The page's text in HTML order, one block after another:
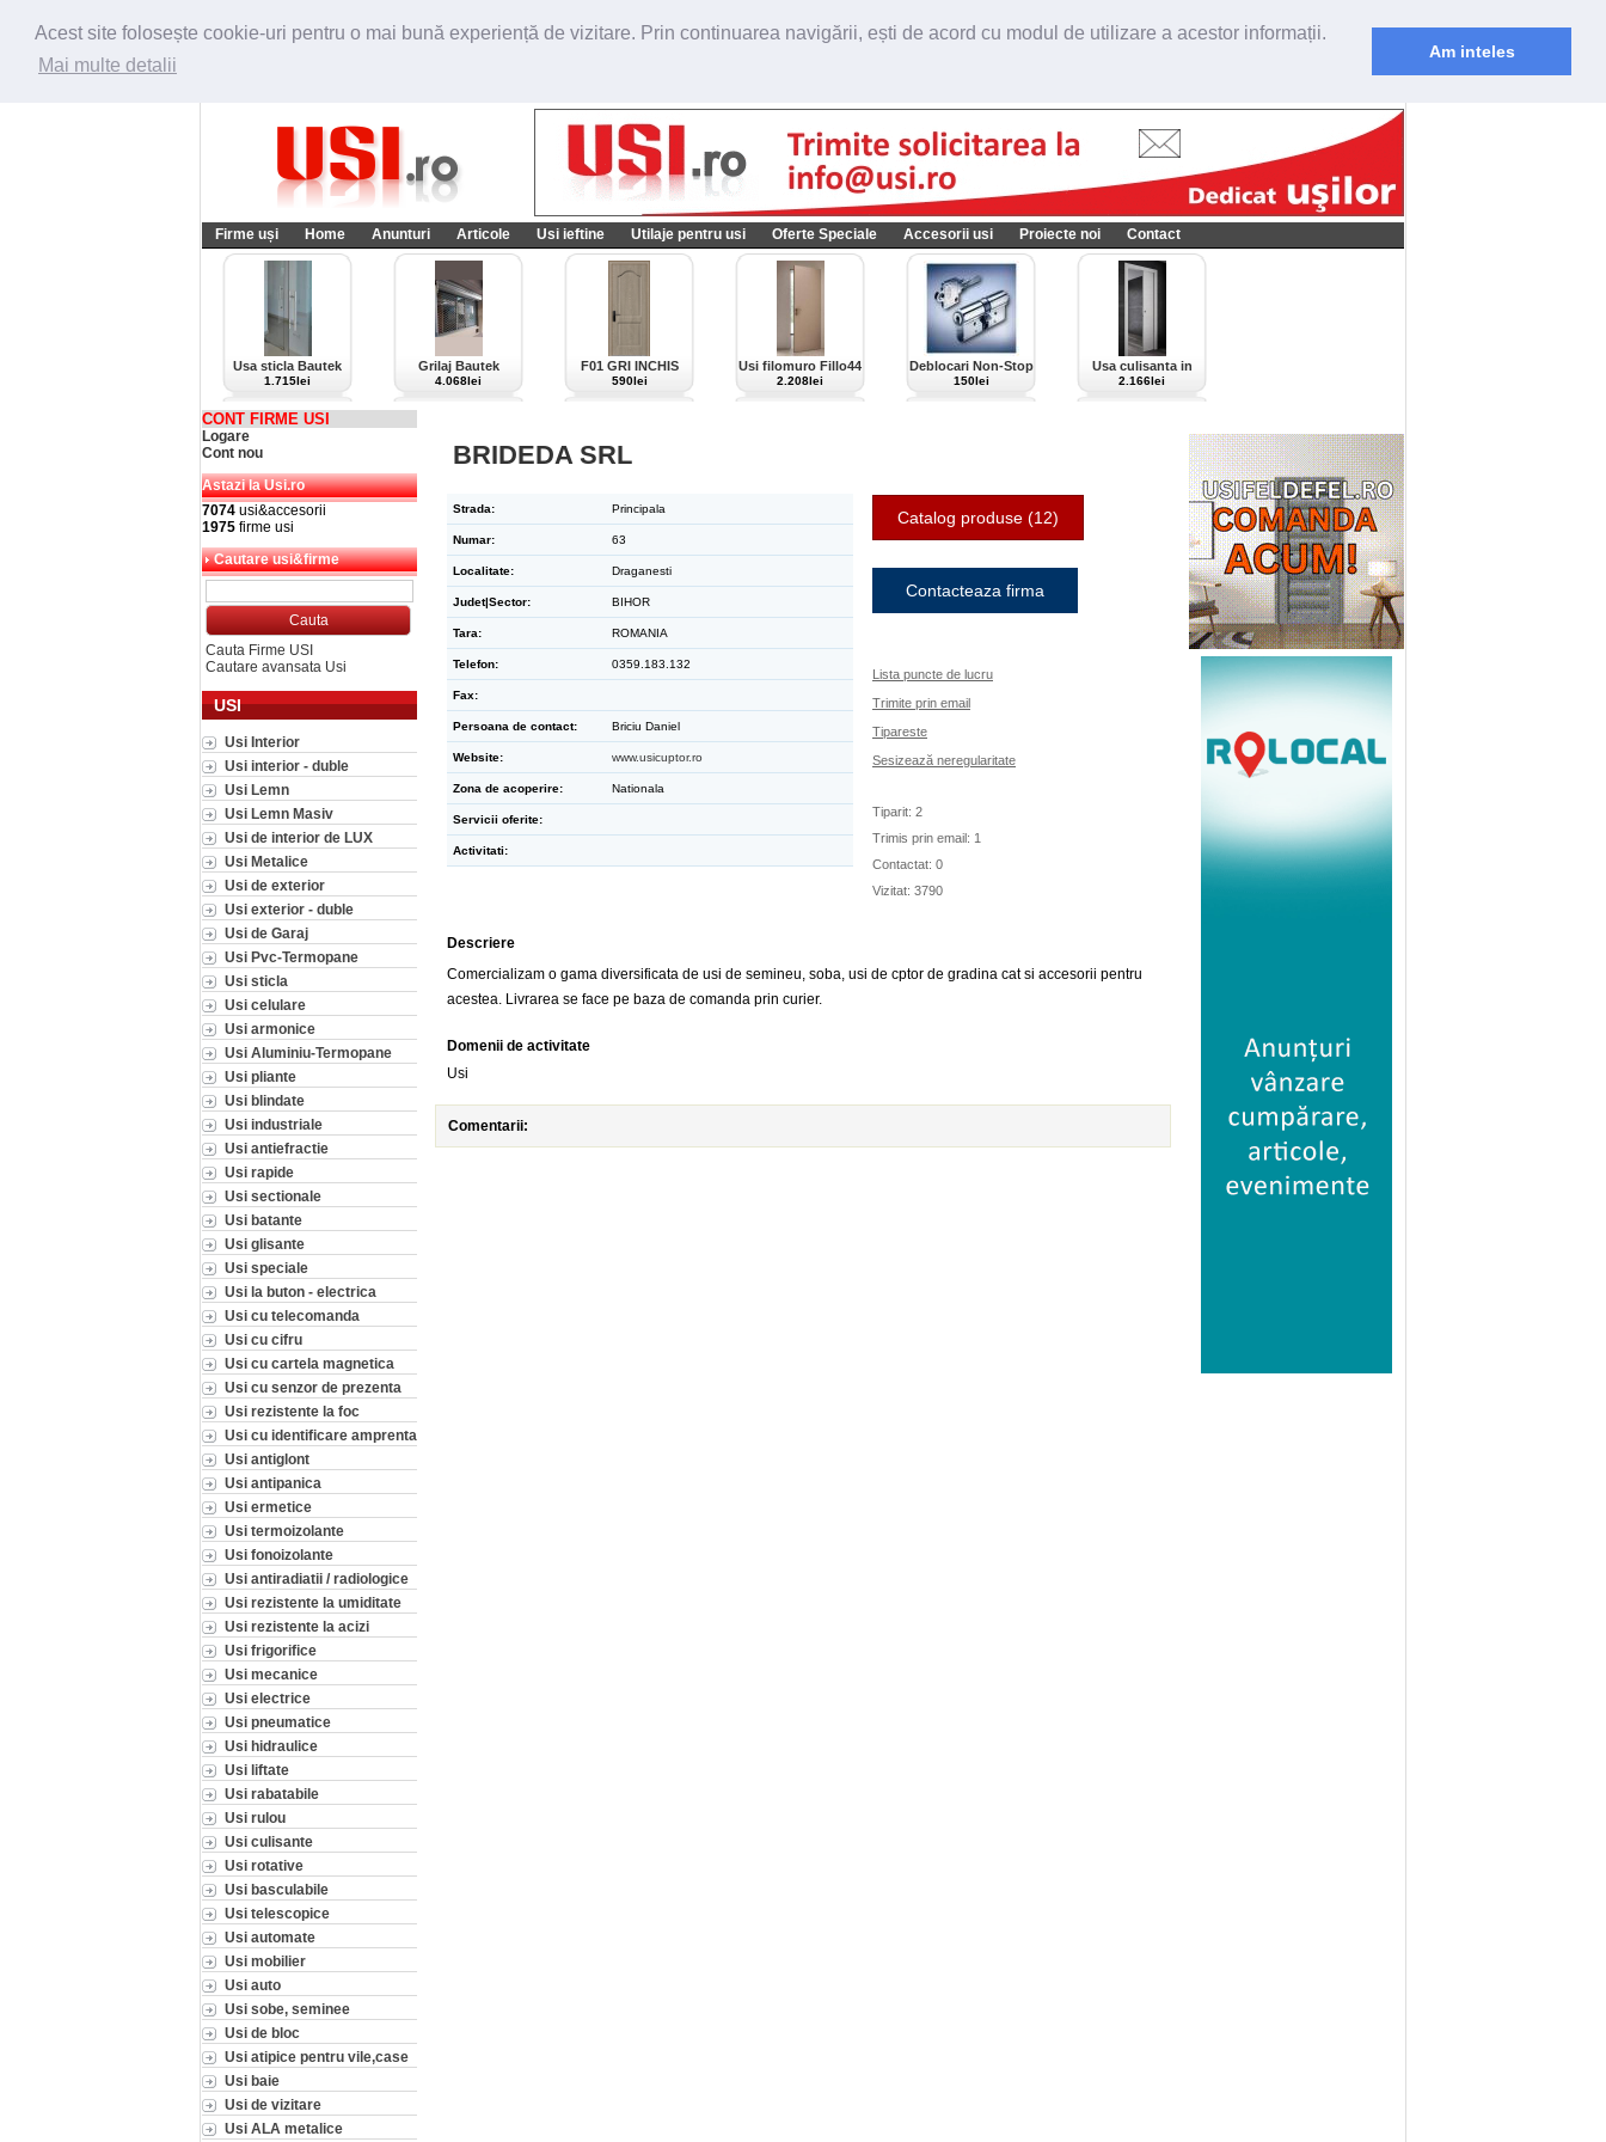
Acest site folosește cookie-uri pentru o mai bună experiență de vizitare. Prin continuarea navigării, ești de acord cu modul de utilizare a acestor informații.
Mai multe detalii
Am inteles
Firme uși Home Anunturi Articole Usi ieftine Utilaje pentru usi Oferte Speciale Accesorii usi Proiecte noi Contact
Usa sticla Bautek
1.715lei
Grilaj Bautek
4.068lei
F01 GRI INCHIS
590lei
Usi filomuro Fillo44
import Italia
2.208lei
Deblocari Non-Stop
150lei
Usa culisanta in
perete Scrigno,
2.166lei
CONT FIRME USI
Logare
Cont nou
Astazi la Usi.ro
7074 usi&accesorii
1975 firme usi
Cautare usi&firme
Cauta Firme USI
Cautare avansata Usi
USI
Usi Interior
Usi interior - duble
Usi Lemn
Usi Lemn Masiv
Usi de interior de LUX
Usi Metalice
Usi de exterior
Usi exterior - duble
Usi de Garaj
Usi Pvc-Termopane
Usi sticla
Usi celulare
Usi armonice
Usi Aluminiu-Termopane
Usi pliante
Usi blindate
Usi industriale
Usi antiefractie
Usi rapide
Usi sectionale
Usi batante
Usi glisante
Usi speciale
Usi la buton - electrica
Usi cu telecomanda
Usi cu cifru
Usi cu cartela magnetica
Usi cu senzor de prezenta
Usi rezistente la foc
Usi cu identificare amprenta
Usi antiglont
Usi antipanica
Usi ermetice
Usi termoizolante
Usi fonoizolante
Usi antiradiatii / radiologice
Usi rezistente la umiditate
Usi rezistente la acizi
Usi frigorifice
Usi mecanice
Usi electrice
Usi pneumatice
Usi hidraulice
Usi liftate
Usi rabatabile
Usi rulou
Usi culisante
Usi rotative
Usi basculabile
Usi telescopice
Usi automate
Usi mobilier
Usi auto
Usi sobe, seminee
Usi de bloc
Usi atipice pentru vile,case
Usi baie
Usi de vizitare
Usi ALA metalice
BRIDEDA SRL
Strada: Principala
Numar: 63
Localitate: Draganesti
Judet|Sector: BIHOR
Tara: ROMANIA
Telefon: 0359.183.132
Fax:
Persoana de contact: Briciu Daniel
Website: www.usicuptor.ro
Zona de acoperire: Nationala
Servicii oferite:
Activitati:
Catalog produse (12)
Contacteaza firma
Lista puncte de lucru
Trimite prin email
Tipareste
Sesizează neregularitate
Tiparit: 2
Trimis prin email: 1
Contactat: 0
Vizitat: 3790
Descriere
Comercializam o gama diversificata de usi de semineu, soba, usi de cptor de gradina cat si accesorii pentru
acestea. Livrarea se face pe baza de comanda prin curier.
Domenii de activitate
Usi
Comentarii: